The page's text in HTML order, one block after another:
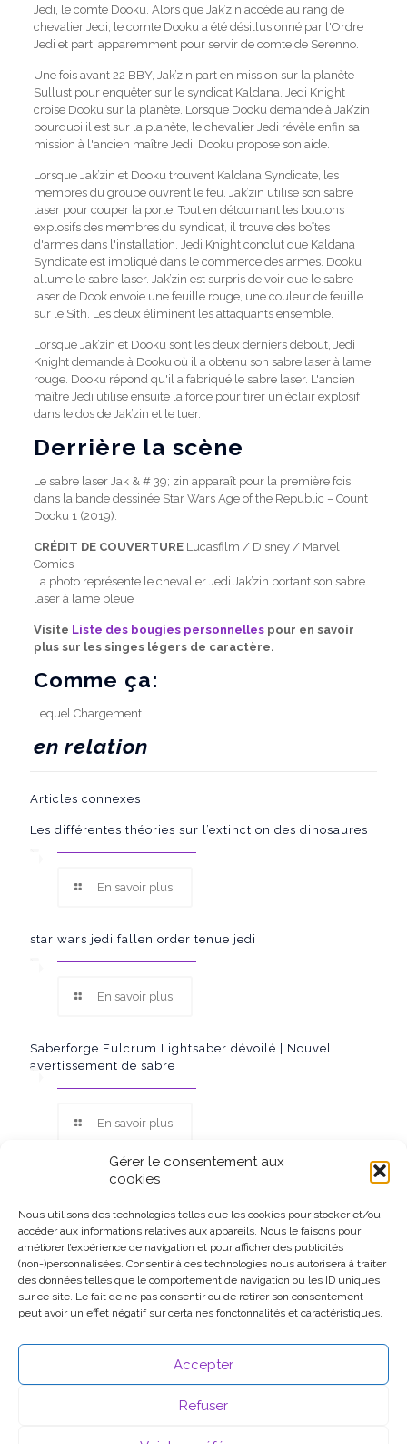
Gérer le consentement aux
cookies
Nous utilisons des technologies telles que les cookies pour stocker et/ou
accéder aux informations relatives aux appareils. Nous le faisons pour
améliorer l’expérience de navigation et pour afficher des publicités
(non-)personnalisées. Consentir à ces technologies nous autorisera à traiter
des données telles que le comportement de navigation ou les ID uniques
sur ce site. Le fait de ne pas consentir ou de retirer son consentement
peut avoir un effet négatif sur certaines fonctonnalités et caractéristiques.
Accepter
Refuser
Jedi, le comte Dooku. Alors que Jak’zin accède au rang de
chevalier Jedi, le comte Dooku a été désillusionné par l'Ordre
Jedi et part, apparemment pour servir de comte de Serenno.
Une fois avant 22 BBY, Jak’zin part en mission sur la planète
Sullust pour enquêter sur le syndicat Kaldana. Jedi Knight
croise Dooku sur la planète. Lorsque Dooku demande à Jak’zin
pourquoi il est sur la planète, le chevalier Jedi révèle enfin sa
mission à l'ancien maître Jedi. Dooku propose son aide.
Lorsque Jak’zin et Dooku trouvent Kaldana Syndicate, les
membres du groupe ouvrent le feu. Jak’zin utilise son sabre
laser pour couper la porte. Tout en détournant les boulons
explosifs des membres du syndicat, il trouve des boîtes
d'armes dans l'installation. Jedi Knight conclut que Kaldana
Syndicate est impliqué dans le commerce des armes. Dooku
allume le sabre laser. Jak’zin est surpris de voir que le sabre
laser de Dook envoie une feuille rouge, une couleur de feuille
sur le Sith. Les deux éliminent les attaquants ensemble.
Lorsque Jak’zin et Dooku sont les deux derniers debout, Jedi
Knight demande à Dooku où il a obtenu son sabre laser à lame
rouge. Dooku répond qu'il a fabriqué le sabre laser. L'ancien
maître Jedi utilise ensuite la force pour tirer un éclair explosif
dans le dos de Jak’zin et le tuer.
Derrière la scène
Le sabre laser Jak & # 39; zin apparaît pour la première fois
dans la bande dessinée Star Wars Age of the Republic – Count
Dooku 1 (2019).
CRÉDIT DE COUVERTURELucasfilm / Disney / Marvel
Comics
La photo représente le chevalier Jedi Jak’zin portant son sabre
laser à lame bleue
Visite Liste des bougies personnellespour en savoir
plus sur les singes légers de caractère.
Comme ça:
Lequel Chargement …
en relation
Articles connexes
Les différentes théories sur l’extinction des dinosaures
En savoir plus
star wars jedi fallen order tenue jedi
En savoir plus
Saberforge Fulcrum Lightsaber dévoilé | Nouvel
avertissement de sabre
En savoir plus
Ce site participe au Programme Partenaires d’Amazon EU, un
programme d’affiliation conçu pour permettre à des sites de
percevoir une rémunération grâce à la création de liens vers
Amazon.fr.